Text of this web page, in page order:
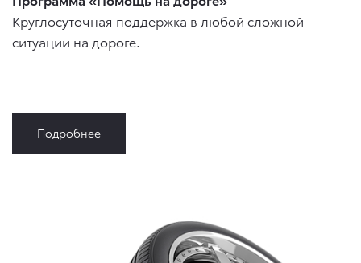
Круглосуточная поддержка в любой сложной
ситуации на дороге.
Подробнее